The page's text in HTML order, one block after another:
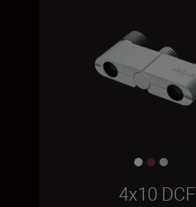
4x10 DCF